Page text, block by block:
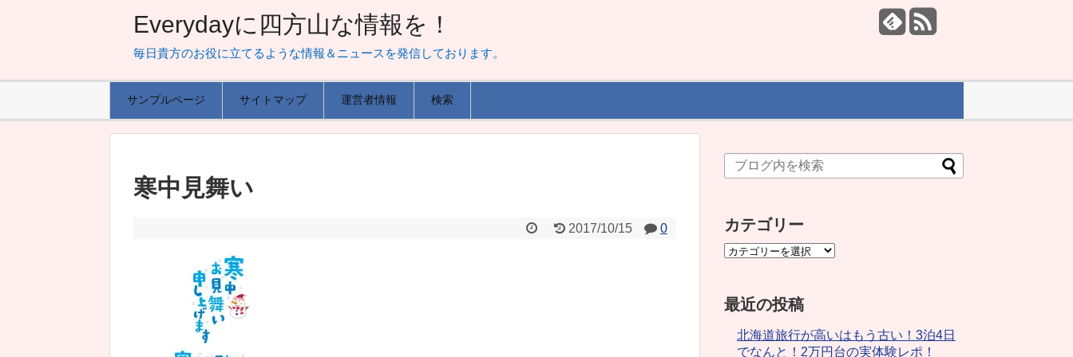
Everydayに四方山な情報を！
毎日貴方のお役に立てるような情報＆ニュースを発信しております。
サンプルページ サイトマップ 運営者情報 検索
寒中見舞い
2017/10/15 0 カテゴリー
最近の投稿
北海道旅行が高いはもう古い！3泊4日
でなんと！2万円台の実体験レポ！